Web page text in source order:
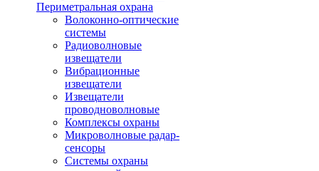
Периметральная охрана
Волоконно-оптические
системы
Радиоволновые
извещатели
Вибрационные
извещатели
Извещатели
проводноволновые
Комплексы охраны
Микроволновые радар-
сенсоры
Системы охраны